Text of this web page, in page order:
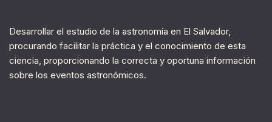
Desarrollar el estudio de la astronomía en El Salvador,
procurando facilitar la práctica y el conocimiento de esta
ciencia, proporcionando la correcta y oportuna información
sobre los eventos astronómicos.